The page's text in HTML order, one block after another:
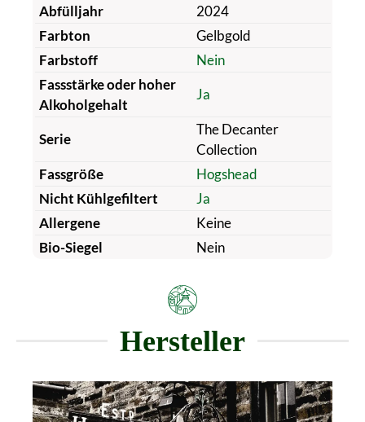
Abfülljahr
2024
Farbton
Gelbgold
Farbstoff
Nein
Fassstärke oder hoher
Alkoholgehalt
Ja
Serie
The Decanter
Collection
Fassgröße
Hogshead
Nicht Kühlgefiltert
Ja
Allergene
Keine
Bio-Siegel
Nein
Hersteller